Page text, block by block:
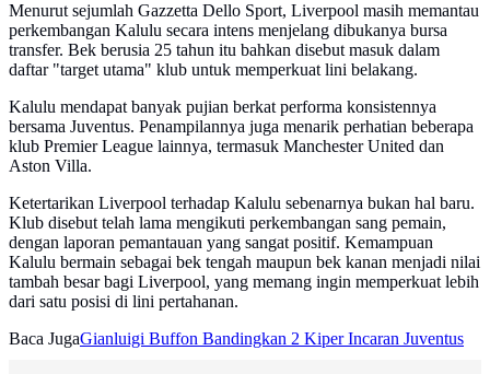
Menurut sejumlah Gazzetta Dello Sport, Liverpool masih memantau
perkembangan Kalulu secara intens menjelang dibukanya bursa
transfer. Bek berusia 25 tahun itu bahkan disebut masuk dalam
daftar "target utama" klub untuk memperkuat lini belakang.
Kalulu mendapat banyak pujian berkat performa konsistennya
bersama Juventus. Penampilannya juga menarik perhatian beberapa
klub Premier League lainnya, termasuk Manchester United dan
Aston Villa.
Ketertarikan Liverpool terhadap Kalulu sebenarnya bukan hal baru.
Klub disebut telah lama mengikuti perkembangan sang pemain,
dengan laporan pemantauan yang sangat positif. Kemampuan
Kalulu bermain sebagai bek tengah maupun bek kanan menjadi nilai
tambah besar bagi Liverpool, yang memang ingin memperkuat lebih
dari satu posisi di lini pertahanan.
Baca JugaGianluigi Buffon Bandingkan 2 Kiper Incaran Juventus